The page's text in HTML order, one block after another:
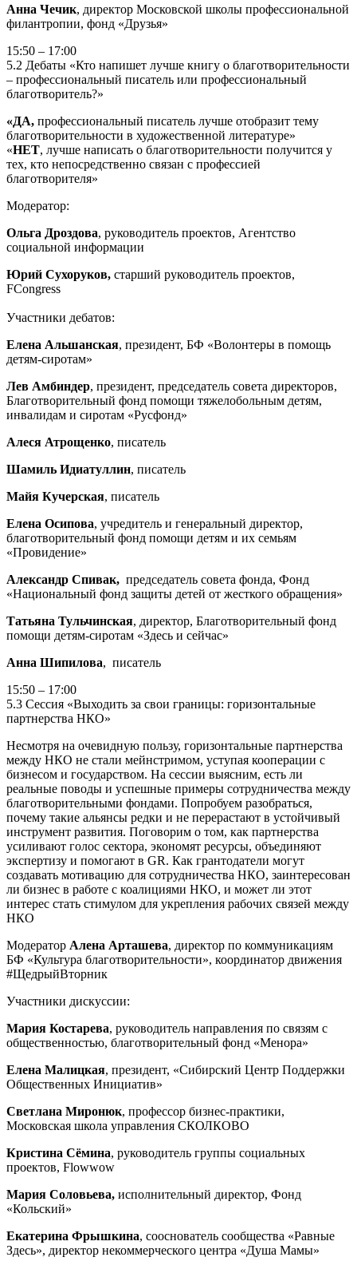
Анна Чечик, директор Московской школы профессиональной
филантропии, фонд «Друзья»
15:50 – 17:00
5.2 Дебаты «Кто напишет лучше книгу о благотворительности
– профессиональный писатель или профессиональный
благотворитель?»
«ДА, профессиональный писатель лучше отобразит тему
благотворительности в художественной литературе»
«НЕТ, лучше написать о благотворительности получится у
тех, кто непосредственно связан с профессией
благотворителя»
Модератор:
Ольга Дроздова, руководитель проектов, Агентство
социальной информации
Юрий Сухоруков, старший руководитель проектов,
FCongress
Участники дебатов:
Елена Альшанская, президент, БФ «Волонтеры в помощь
детям-сиротам»
Лев Амбиндер, президент, председатель совета директоров,
Благотворительный фонд помощи тяжелобольным детям,
инвалидам и сиротам «Русфонд»
Алеся Атрощенко, писатель
Шамиль Идиатуллин, писатель
Майя Кучерская, писатель
Елена Осипова, учредитель и генеральный директор,
благотворительный фонд помощи детям и их семьям
«Провидение»
Александр Спивак, председатель совета фонда, Фонд
«Национальный фонд защиты детей от жесткого обращения»
Татьяна Тульчинская, директор, Благотворительный фонд
помощи детям-сиротам «Здесь и сейчас»
Анна Шипилова, писатель
15:50 – 17:00
5.3 Сессия «Выходить за свои границы: горизонтальные
партнерства НКО»
Несмотря на очевидную пользу, горизонтальные партнерства
между НКО не стали мейнстримом, уступая кооперации с
бизнесом и государством. На сессии выясним, есть ли
реальные поводы и успешные примеры сотрудничества между
благотворительными фондами. Попробуем разобраться,
почему такие альянсы редки и не перерастают в устойчивый
инструмент развития. Поговорим о том, как партнерства
усиливают голос сектора, экономят ресурсы, объединяют
экспертизу и помогают в GR. Как грантодатели могут
создавать мотивацию для сотрудничества НКО, заинтересован
ли бизнес в работе с коалициями НКО, и может ли этот
интерес стать стимулом для укрепления рабочих связей между
НКО
Модератор Алена Арташева, директор по коммуникациям
БФ «Культура благотворительности», координатор движения
#ЩедрыйВторник
Участники дискуссии:
Мария Костарева, руководитель направления по связям с
общественностью, благотворительный фонд «Менора»
Елена Малицкая, президент, «Сибирский Центр Поддержки
Общественных Инициатив»
Светлана Миронюк, профессор бизнес-практики,
Московская школа управления СКОЛКОВО
Кристина Сёмина, руководитель группы социальных
проектов, Flowwow
Мария Соловьева, исполнительный директор, Фонд
«Кольский»
Екатерина Фрышкина, сооснователь сообщества «Равные
Здесь», директор некоммерческого центра «Душа Мамы»